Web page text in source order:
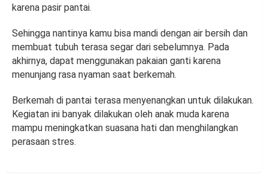
karena pasir pantai.
Sehingga nantinya kamu bisa mandi dengan air bersih dan
membuat tubuh terasa segar dari sebelumnya. Pada
akhirnya, dapat menggunakan pakaian ganti karena
menunjang rasa nyaman saat berkemah.
Berkemah di pantai terasa menyenangkan untuk dilakukan.
Kegiatan ini banyak dilakukan oleh anak muda karena
mampu meningkatkan suasana hati dan menghilangkan
perasaan stres.